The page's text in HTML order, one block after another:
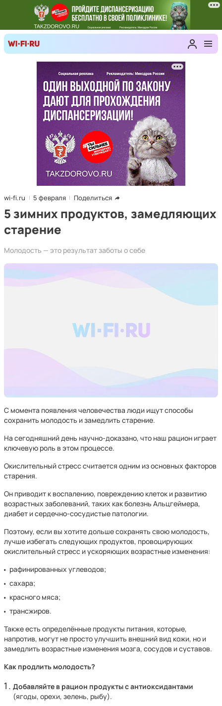
wi-fi.ru 5 февраля Поделиться
5 зимних продуктов, замедляющих
старение
Молодость — это результат заботы о себе
С момента появления человечества люди ищут способы
сохранить молодость и замедлить старение.
На сегодняшний день научно-доказано, что наш рацион играет
ключевую роль в этом процессе.
Окислительный стресс считается одним из основных факторов
старения.
Он приводит к воспалению, повреждению клеток и развитию
возрастных заболеваний, таких как болезнь Альцгеймера,
диабет и сердечно-сосудистые патологии.
Поэтому, если вы хотите дольше сохранять свою молодость,
лучше избегать следующих продуктов, провоцирующих
окислительный стресс и ускоряющих возрастные изменения:
рафинированных углеводов;
сахара;
красного мяса;
трансжиров.
Также есть определённые продукты питания, которые,
напротив, могут не просто улучшить внешний вид кожи, но и
замедлить возрастные изменения мозга, сосудов и суставов.
Как продлить молодость?
Добавляйте в рацион продукты с антиоксидантами
(ягоды, орехи, зелень, рыбу).